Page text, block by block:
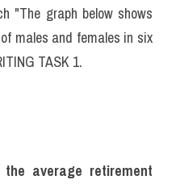
"The graph below shows
males and females in six
TASK 1.
average retirement